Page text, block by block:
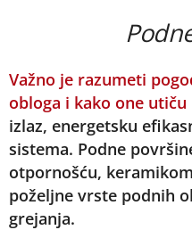
Važno je razumeti
obloga i kako one utiču
izlaz, energetsku
sistema. Podne
otpornošću,
poželjne vrste podnih
grejanja.